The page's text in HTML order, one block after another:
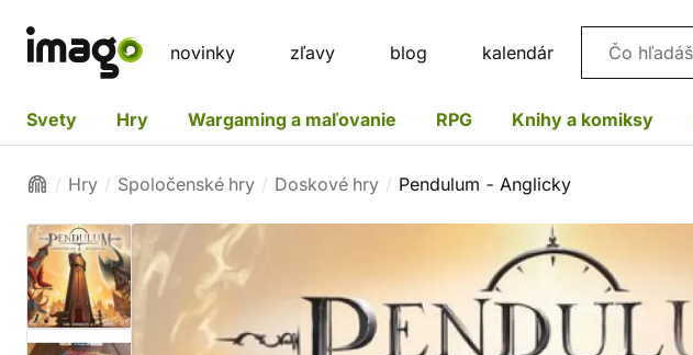
novinky zľavy blog kalendár Vyhľadávanie
Svety Hry Wargaming a maľovanie RPG Knihy a komiksy
Hry Spoločenské hry Doskové hry Pendulum - Anglicky